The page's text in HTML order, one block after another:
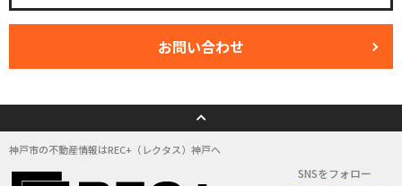
お問い合わせ
神戸市の不動産情報はREC+（レクタス）神戸へ
SNSをフォロー